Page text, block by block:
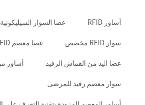
أساور RFID عصا السوار
سوار RFID مخصص عصا معصم RFID
عصا اليد من القماش الرفيد أساور
سوار معصم رفيد للمرضى